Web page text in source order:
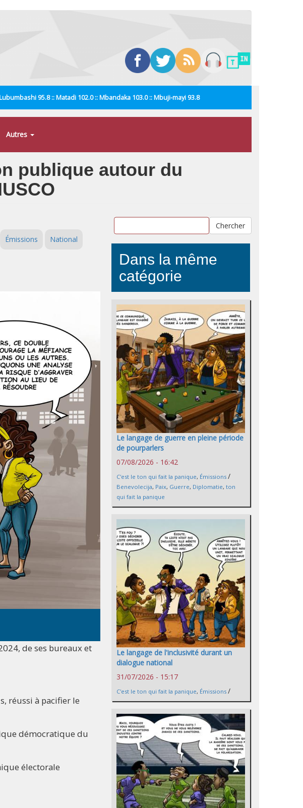
95.8 :: Matadi 102.0 :: Mbandaka 103.0 :: Mbuji-mayi 93.8
Autres
publique autour du
Émissions National
de ses bureaux et
réussi à pacifier le
démocratique du
électorale
Chercher
Dans la même
catégorie
Le langage de guerre en pleine période
de pourparlers
07/08/2026 - 16:42
C'est le ton qui fait la panique, Émissions /
Benevolecija, Paix, Guerre, Diplomatie, ton
qui fait la panique
Le langage de l'inclusivité durant un
dialogue national
31/07/2026 - 15:17
C'est le ton qui fait la panique, Émissions /